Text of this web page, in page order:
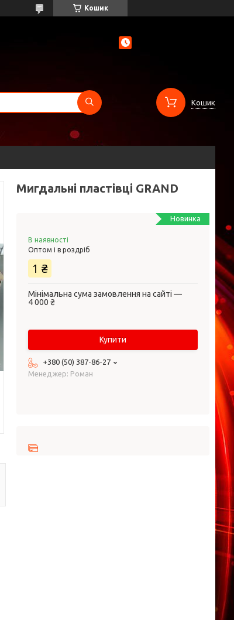
Кошик
Кошик
Мигдальні пластівці GRAND
Новинка
В наявності
Оптом і в роздріб
1 ₴
Мінімальна сума замовлення на сайті —
4 000 ₴
Купити
+380 (50) 387-86-27
Менеджер: Роман